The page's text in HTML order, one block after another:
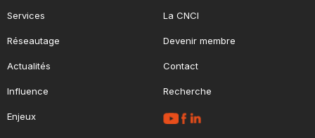
Services
Réseautage
Actualités
Influence
Enjeux
La CNCI
Devenir membre
Contact
Recherche